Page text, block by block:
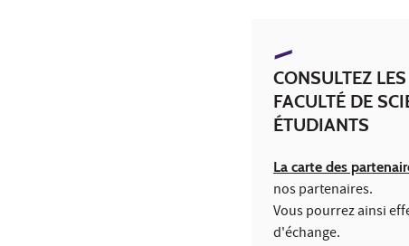
CONSULTEZ
FACULTÉ DE
ÉTUDIANTS
La carte des
nos partenaires.
Vous pourrez ainsi
d'échange.